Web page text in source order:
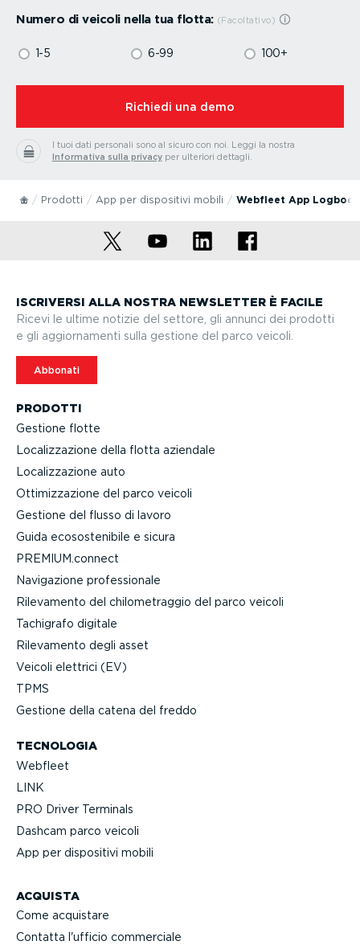
Numero di veicoli nella tua flotta:
1-5 6-99 100+
⁠Richiedi una demo
I tuoi dati personali sono al sicuro con noi. Leggi la nostra
Informativa sulla privacyper ulteriori dettagli.
Prodotti App per dispositivi mobili Webfleet App Logbook
PRODOTTI
Gestione flotte
Localiz­za­zione della flotta aziendale
Localiz­za­zione auto
Ottimiz­za­zione del parco veicoli
Gestione del flusso di lavoro
Guida ecoso­ste­nibile e sicura
PREMIUM.connect
Navigazione profes­sionale
Rilevamento del chilo­me­traggio del parco veicoli
Tachigrafo digitale
Rilevamento degli asset
Veicoli elettrici (EV)
TPMS
Gestione della catena del freddo
TECNOLOGIA
Webfleet
LINK
PRO Driver Terminals
Dashcam parco veicoli
App per dispositivi mobili
ACQUISTA
Come acquistare
Contatta l'ufficio commerciale
ISCRIVERSI ALLA NOSTRA NEWSLETTER È FACILE
Ricevi le ultime notizie del settore, gli annunci dei prodotti
e gli aggior­na­menti sulla gestione del parco veicoli.
Abbonati